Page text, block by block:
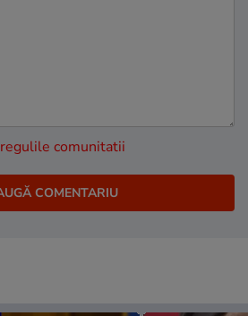
regulile comunitatii